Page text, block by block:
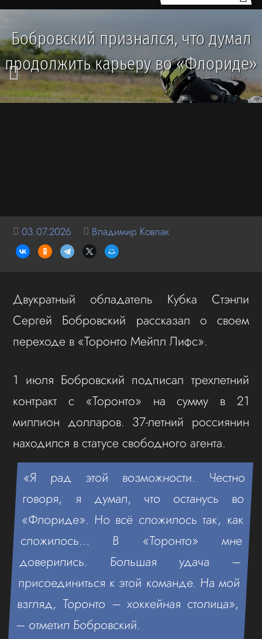
Бобровский признался, что думал
продолжить карьеру во «Флориде»
03.07.2026 Владимир Ковпак
Двукратный обладатель Кубка Стэнли
Сергей Бобровский рассказал о своем
переходе в «Торонто Мейпл Лифс».
1 июля Бобровский подписал трехлетний
контракт с «Торонто» на сумму в 21
миллион долларов. 37-летний россиянин
находился в статусе свободного агента.
«Я рад этой возможности. Честно
говоря, я думал, что останусь во
«Флориде». Но всё сложилось так, как
сложилось… В «Торонто» мне
доверились. Большая удача –
присоединиться к этой команде. На мой
взгляд, Торонто – хоккейная столица»,
– отметил Бобровский.